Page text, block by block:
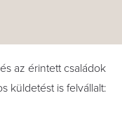
az érintett családok
küldetést is felvállalt: